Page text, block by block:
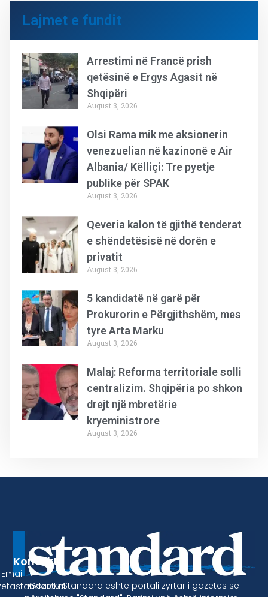
Lajmet e fundit
Arrestimi në Francë prish
qetësinë e Ergys Agasit në
Shqipëri
August 3, 2026
Olsi Rama mik me aksionerin
venezuelian në kazinonë e Air
Albania/ Këlliçi: Tre pyetje
publike për SPAK
August 3, 2026
Qeveria kalon të gjithë tenderat
e shëndetësisë në dorën e
privatit
August 3, 2026
5 kandidatë në garë për
Prokurorin e Përgjithshëm, mes
tyre Arta Marku
August 3, 2026
Malaj: Reforma territoriale solli
centralizim. Shqipëria po shkon
drejt një mbretërie
kryeministrore
August 3, 2026
Gazeta Standard është portali zyrtar i gazetës se
Kontakt
Email: